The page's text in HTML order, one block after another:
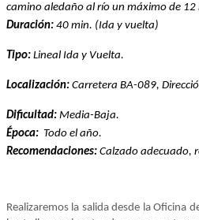
camino aledaño al río un máximo de
Duración: 40 min. (Ida y vuelta)
Tipo: Lineal Ida y Vuelta.
Localización: Carretera BA-089,
Dificultad: Media-Baja.
Época: Todo el año.
Recomendaciones: Calzado adecuado,
Realizaremos la salida desde la Oficina